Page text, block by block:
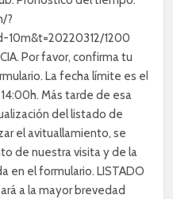
?
10m&t=20220312/1200
Por favor, confirma tu
La fecha límite es el
Más tarde de esa
del listado de
el avituallamiento, se
de nuestra visita y de la
en el formulario. LISTADO
a la mayor brevedad